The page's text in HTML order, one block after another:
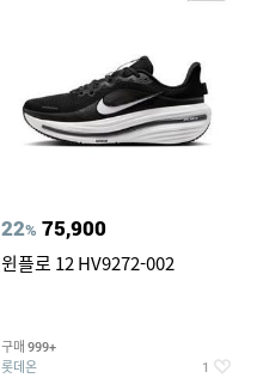
22% 75,900
윈플로 12 HV9272-002
구매 999+
롯데온 1